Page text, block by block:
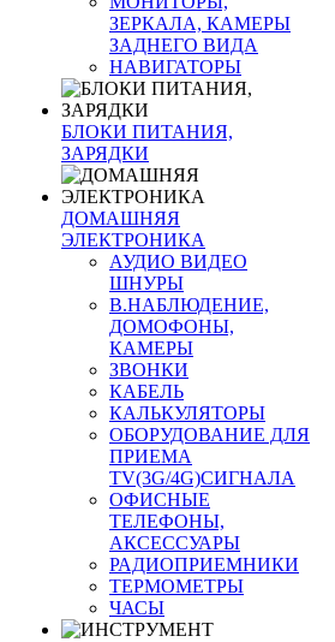
ЗЕРКАЛА, КАМЕРЫ
ЗАДНЕГО ВИДА
НАВИГАТОРЫ
БЛОКИ ПИТАНИЯ,
ЗАРЯДКИ
ДОМАШНЯЯ
ЭЛЕКТРОНИКА
АУДИО ВИДЕО
ШНУРЫ
В.НАБЛЮДЕНИЕ,
ДОМОФОНЫ,
КАМЕРЫ
ЗВОНКИ
КАБЕЛЬ
КАЛЬКУЛЯТОРЫ
ОБОРУДОВАНИЕ ДЛЯ
ПРИЕМА
TV(3G/4G)СИГНАЛА
ОФИСНЫЕ
ТЕЛЕФОНЫ,
АКСЕССУАРЫ
РАДИОПРИЕМНИКИ
ТЕРМОМЕТРЫ
ЧАСЫ